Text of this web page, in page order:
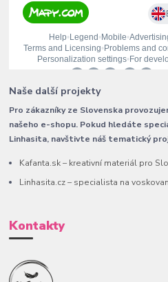
Naše další projekty
Pro zákazníky ze Slovenska
našeho e-shopu. Pokud hledáte
Linhasita, navštivte náš tematický
Kafanta.sk – kreativní materiál pro
Linhasita.cz – specialista na
Kontakty